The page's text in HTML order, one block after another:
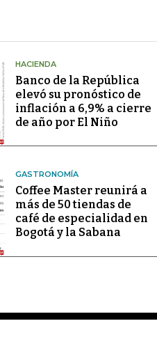
HACIENDA
Banco de la República
elevó su pronóstico de
inflación a 6,9% a cierre
de año por El Niño
GASTRONOMÍA
Coffee Master reunirá a
más de 50 tiendas de
café de especialidad en
Bogotá y la Sabana